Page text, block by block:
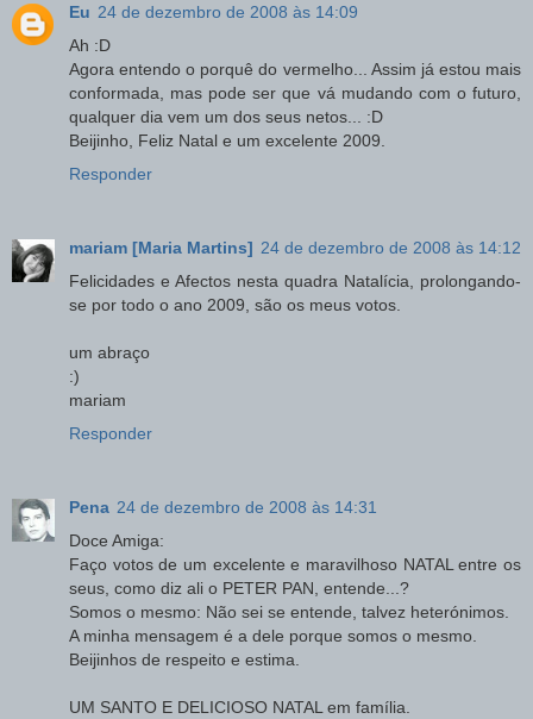
Eu 24 de dezembro de 2008 às 14:09
Ah :D
Agora entendo o porquê do vermelho... Assim já estou mais
conformada, mas pode ser que vá mudando com o futuro,
qualquer dia vem um dos seus netos... :D
Beijinho, Feliz Natal e um excelente 2009.
Responder
mariam [Maria Martins] 24 de dezembro de 2008 às 14:12
Felicidades e Afectos nesta quadra Natalícia, prolongando-
se por todo o ano 2009, são os meus votos.
um abraço
:)
mariam
Responder
Pena 24 de dezembro de 2008 às 14:31
Doce Amiga:
Faço votos de um excelente e maravilhoso NATAL entre os
seus, como diz ali o PETER PAN, entende...?
Somos o mesmo: Não sei se entende, talvez heterónimos.
A minha mensagem é a dele porque somos o mesmo.
Beijinhos de respeito e estima.
UM SANTO E DELICIOSO NATAL em família.